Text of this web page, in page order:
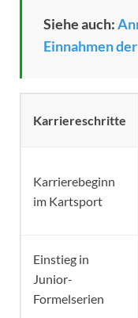
Siehe auch:
Einnahmen
Karriereschritte
Karrierebeginn
im Kartsport
Einstieg in
Junior-
Formelserien